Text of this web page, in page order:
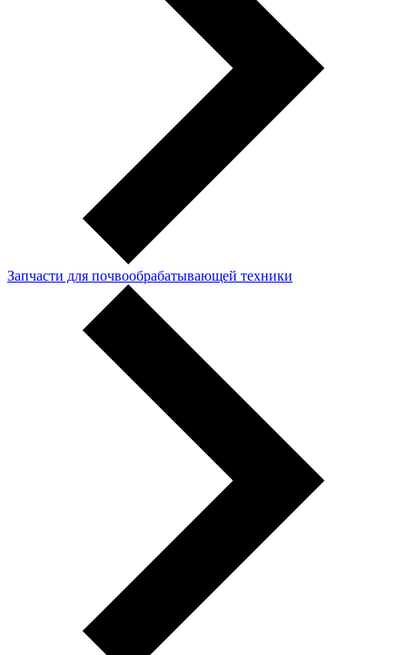
Запчасти для почвообрабатывающей техники